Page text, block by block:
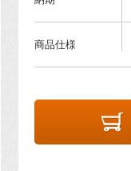
商品仕様